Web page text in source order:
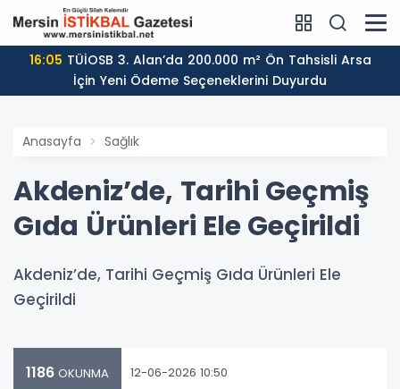
16:05
İçin Yeni Ödeme Seçeneklerini Duyurdu
Anasayfa Sağlık
Akdeniz’de, Tarihi Geçmiş
Gıda Ürünleri Ele Geçirildi
Akdeniz’de, Tarihi Geçmiş Gıda Ürünleri Ele
Geçirildi
1186 OKUNMA 12-06-2026 10:50